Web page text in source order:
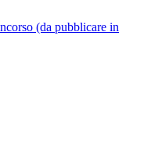
(da pubblicare in